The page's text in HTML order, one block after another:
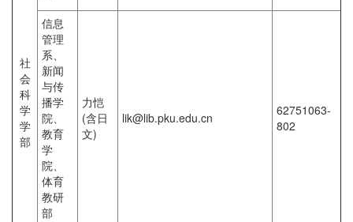
社
会
科
学
学
部
信息
管理
系、
新闻
与传
播学
院、
教育
学
院、
体育
教研
部
力恺
(含日
文)
lik@lib.pku.edu.cn
62751063-
802